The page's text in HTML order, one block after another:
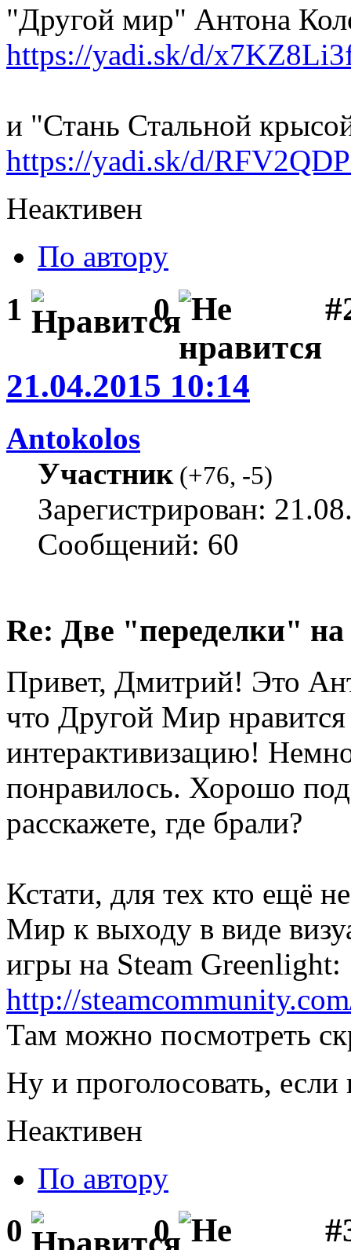
"Другой мир" Антона
https://yadi.sk/d/
и "Стань Стальной
https://yadi.sk/d/
Неактивен
По автору
1 0
21.04.2015 10:14
Antokolos
Участник(+76, -5)
Зарегистрирован:
Сообщений: 60
Re: Две "переделки"
Привет, Дмитрий! Это
что Другой Мир нравится
интерактивизацию!
понравилось. Хорошо
расскажете, где брали?
Кстати, для тех кто ещё
Мир к выходу в виде
игры на Steam Greenlight:
http://
Там можно посмотреть
Ну и проголосовать,
Неактивен
По автору
0 0